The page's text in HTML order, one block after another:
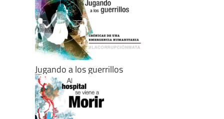
Jugando a los guerrillos